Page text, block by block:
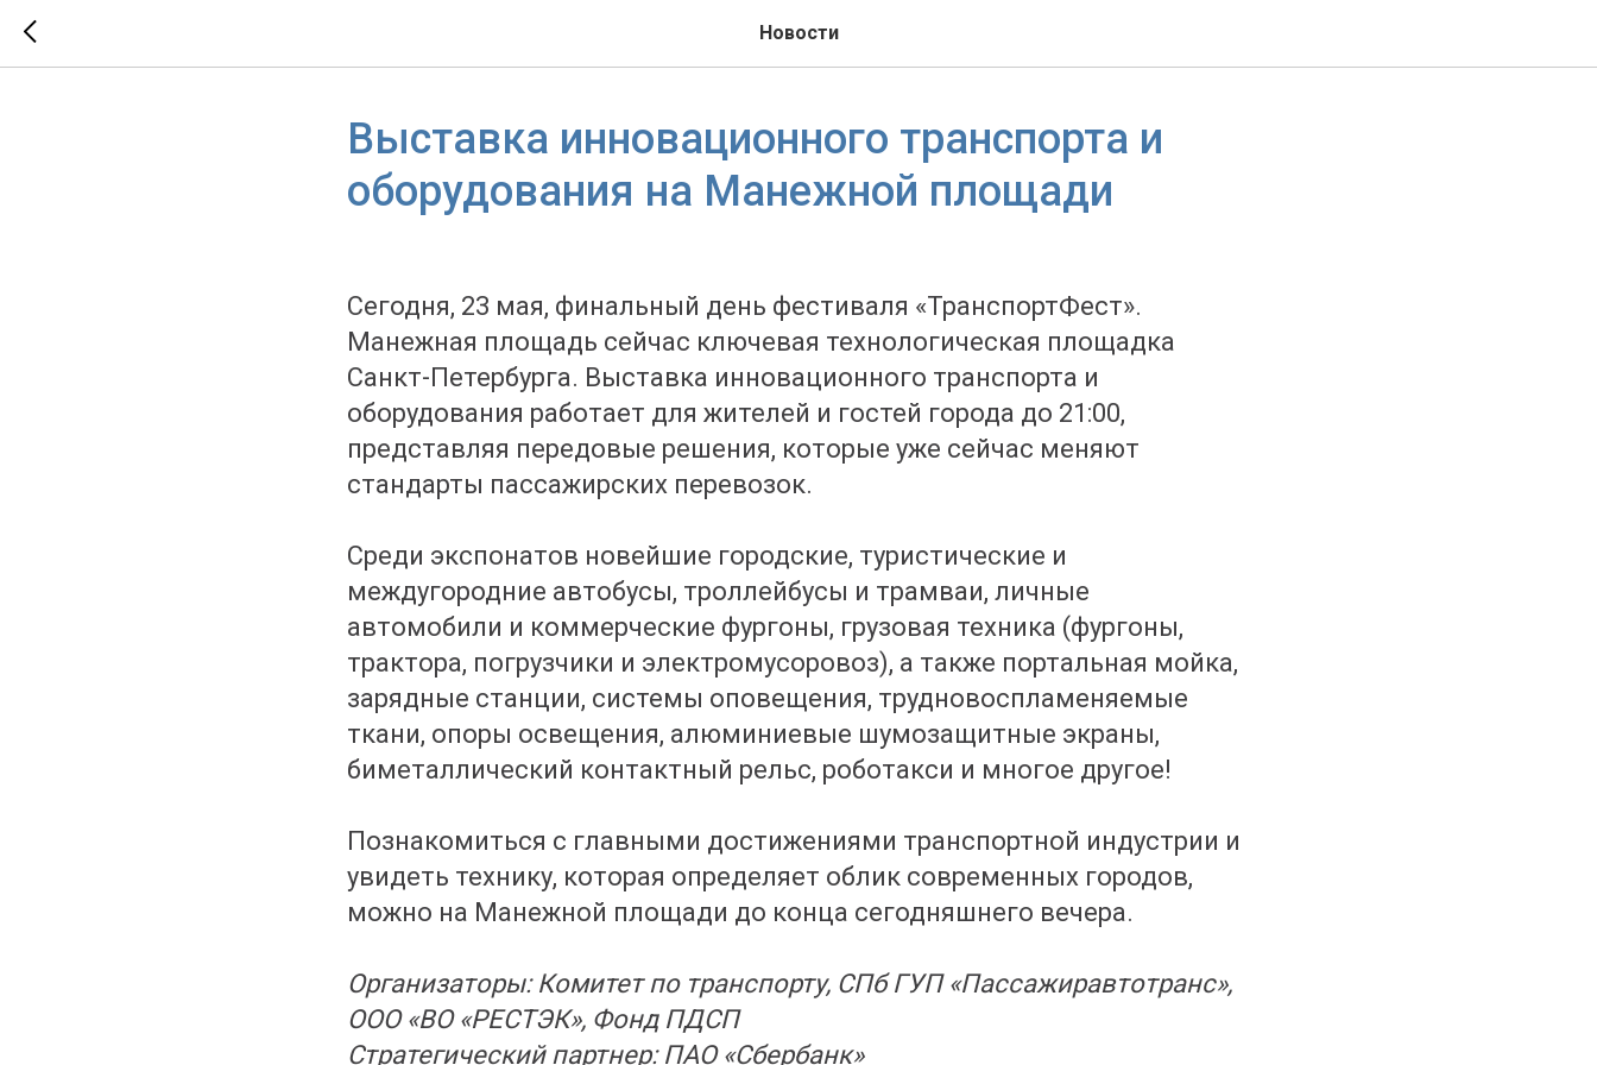
Новости
Выставка инновационного транспорта и
оборудования на Манежной площади
Сегодня, 23 мая, финальный день фестиваля «ТранспортФест».
Манежная площадь сейчас ключевая технологическая площадка
Санкт-Петербурга. Выставка инновационного транспорта и
оборудования работает для жителей и гостей города до 21:00,
представляя передовые решения, которые уже сейчас меняют
стандарты пассажирских перевозок.
Среди экспонатов новейшие городские, туристические и
междугородние автобусы, троллейбусы и трамваи, личные
автомобили и коммерческие фургоны, грузовая техника (фургоны,
трактора, погрузчики и электромусоровоз), а также портальная мойка,
зарядные станции, системы оповещения, трудновоспламеняемые
ткани, опоры освещения, алюминиевые шумозащитные экраны,
биметаллический контактный рельс, роботакси и многое другое!
Познакомиться с главными достижениями транспортной индустрии и
увидеть технику, которая определяет облик современных городов,
можно на Манежной площади до конца сегодняшнего вечера.
Организаторы: Комитет по транспорту, СПб ГУП «Пассажиравтотранс»,
ООО «ВО «РЕСТЭК», Фонд ПДСП
Стратегический партнер: ПАО «Сбербанк»